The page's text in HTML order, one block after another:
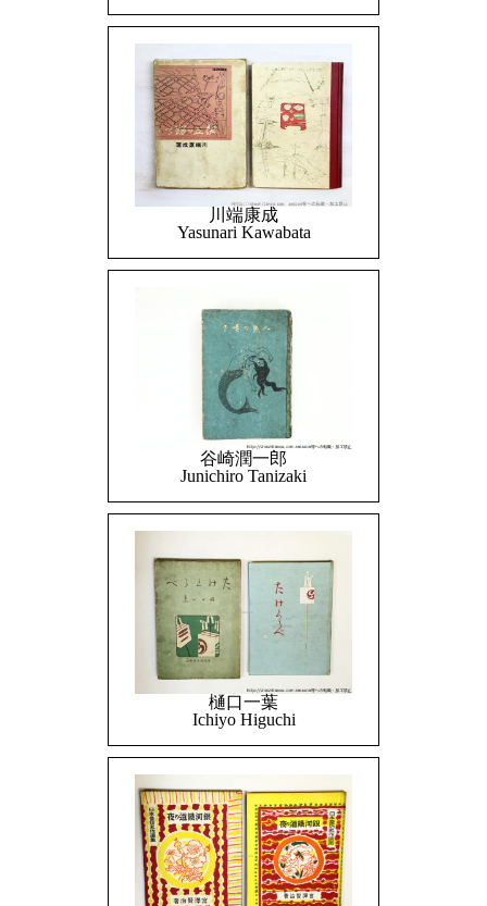
川端康成
Yasunari Kawabata
谷崎潤一郎
Junichiro Tanizaki
樋口一葉
Ichiyo Higuchi